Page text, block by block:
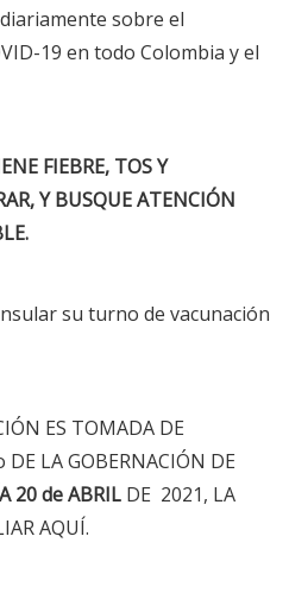
sobre el
19 en todo Colombia y el
FIEBRE, TOS Y
Y BUSQUE ATENCIÓN
su turno de vacunación
ES TOMADA DE
LA GOBERNACIÓN DE
20 de ABRIL DE 2021, LA
AQUÍ.